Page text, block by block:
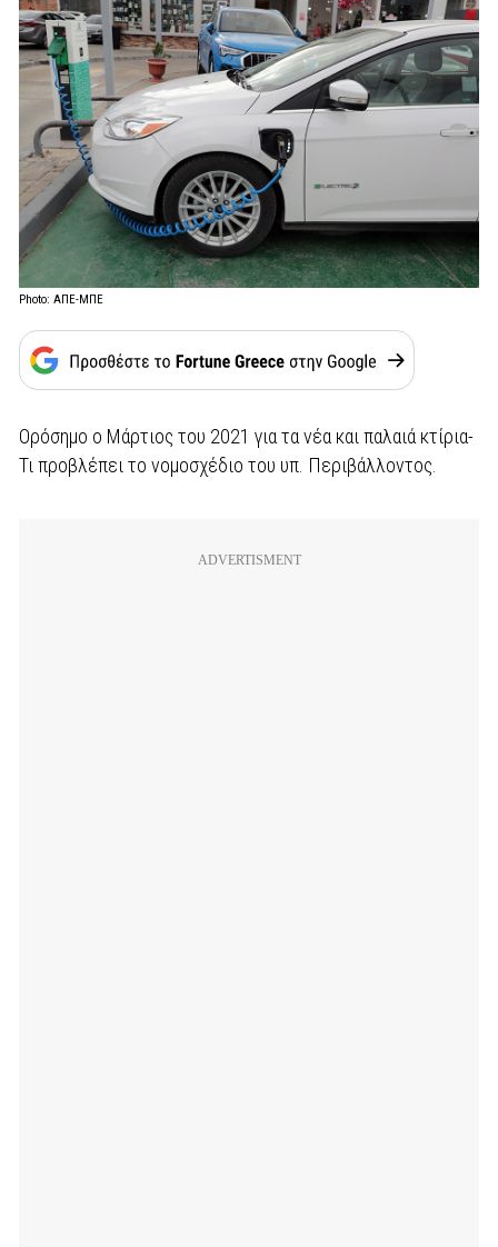
Photo: ΑΠΕ-ΜΠΕ
Ορόσημο ο Μάρτιος του 2021 για τα νέα και παλαιά κτίρια-
Τι προβλέπει το νομοσχέδιο του υπ. Περιβάλλοντος.